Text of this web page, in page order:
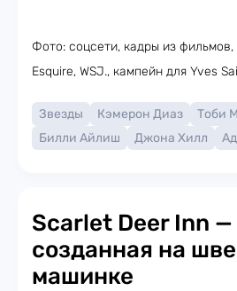
Фото: соцсети, кадры из
Esquire, WSJ., кампейн для Yves
Звезды Кэмерон Диаз Тоби
Билли Айлиш
Джона Хилл
Scarlet Deer Inn —
созданная на
машинке